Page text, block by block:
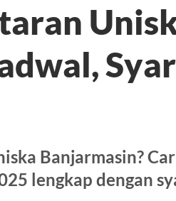
Banjarmasin?
lengkap dengan